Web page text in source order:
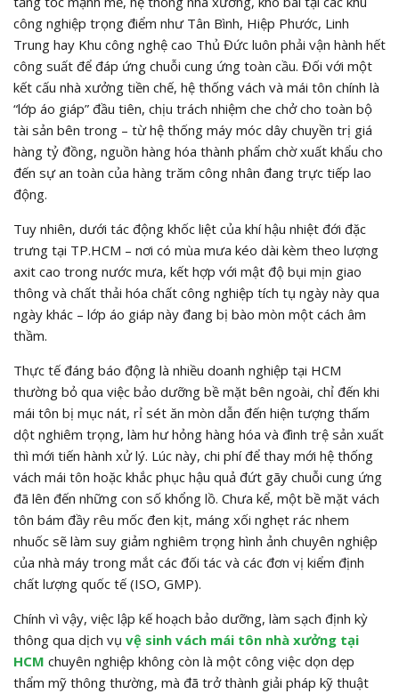
công nghiệp trọng điểm như Tân Bình, Hiệp Phước, Linh
Trung hay Khu công nghệ cao Thủ Đức luôn phải vận hành hết
công suất để đáp ứng chuỗi cung ứng toàn cầu. Đối với một
kết cấu nhà xưởng tiền chế, hệ thống vách và mái tôn chính là
“lớp áo giáp” đầu tiên, chịu trách nhiệm che chở cho toàn bộ
tài sản bên trong – từ hệ thống máy móc dây chuyền trị giá
hàng tỷ đồng, nguồn hàng hóa thành phẩm chờ xuất khẩu cho
đến sự an toàn của hàng trăm công nhân đang trực tiếp lao
động.
Tuy nhiên, dưới tác động khốc liệt của khí hậu nhiệt đới đặc
trưng tại TP.HCM – nơi có mùa mưa kéo dài kèm theo lượng
axit cao trong nước mưa, kết hợp với mật độ bụi mịn giao
thông và chất thải hóa chất công nghiệp tích tụ ngày này qua
ngày khác – lớp áo giáp này đang bị bào mòn một cách âm
thầm.
Thực tế đáng báo động là nhiều doanh nghiệp tại HCM
thường bỏ qua việc bảo dưỡng bề mặt bên ngoài, chỉ đến khi
mái tôn bị mục nát, rỉ sét ăn mòn dẫn đến hiện tượng thấm
dột nghiêm trọng, làm hư hỏng hàng hóa và đình trệ sản xuất
thì mới tiến hành xử lý. Lúc này, chi phí để thay mới hệ thống
vách mái tôn hoặc khắc phục hậu quả đứt gãy chuỗi cung ứng
đã lên đến những con số khổng lồ. Chưa kể, một bề mặt vách
tôn bám đầy rêu mốc đen kịt, máng xối nghẹt rác nhem
nhuốc sẽ làm suy giảm nghiêm trọng hình ảnh chuyên nghiệp
của nhà máy trong mắt các đối tác và các đơn vị kiểm định
chất lượng quốc tế (ISO, GMP).
Chính vì vậy, việc lập kế hoạch bảo dưỡng, làm sạch định kỳ
thông qua dịch vụ vệ sinh vách mái tôn nhà xưởng tại
HCM chuyên nghiệp không còn là một công việc dọn dẹp
thẩm mỹ thông thường, mà đã trở thành giải pháp kỹ thuật